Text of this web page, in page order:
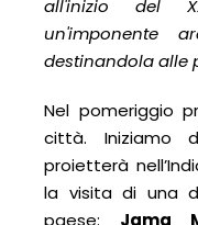
all'inizio del
un'imponente
destinandola alle
Nel pomeriggio
città. Iniziamo
proietterà
la visita di una
paese: Jama